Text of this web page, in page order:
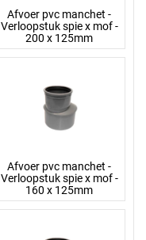
Afvoer pvc manchet -
Verloopstuk spie x mof -
200 x 125mm
Afvoer pvc manchet -
Verloopstuk spie x mof -
160 x 125mm